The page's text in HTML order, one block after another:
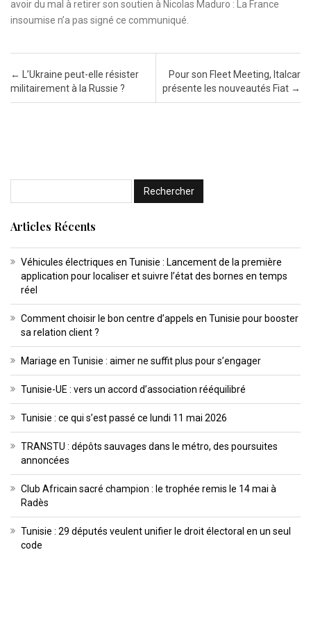
avoir du mal à retirer son soutien à Nicolas Maduro : La France
insoumise n’a pas signé ce communiqué.
Post navigation
← L’Ukraine peut-elle résister
militairement à la Russie ?
Pour son Fleet Meeting, Italcar
présente les nouveautés Fiat →
Articles Récents
Véhicules électriques en Tunisie : Lancement de la première
application pour localiser et suivre l’état des bornes en temps
réel
Comment choisir le bon centre d’appels en Tunisie pour booster
sa relation client ?
Mariage en Tunisie : aimer ne suffit plus pour s’engager
Tunisie-UE : vers un accord d’association rééquilibré
Tunisie : ce qui s’est passé ce lundi 11 mai 2026
TRANSTU : dépôts sauvages dans le métro, des poursuites
annoncées
Club Africain sacré champion : le trophée remis le 14 mai à
Radès
Tunisie : 29 députés veulent unifier le droit électoral en un seul
code